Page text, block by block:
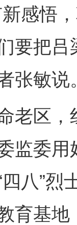
感悟
要把吕
张敏说
区，
监委
八”
育基